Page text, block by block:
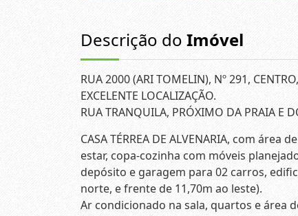
Descrição do Imóvel
RUA 2000 (ARI TOMELIN), Nº 291,
EXCELENTE LOCALIZAÇÃO.
RUA TRANQUILA, PRÓXIMO DA PRAIA E
CASA TÉRREA DE ALVENARIA, com
estar, copa-cozinha com móveis
depósito e garagem para 02 carros,
norte, e frente de 11,70m ao leste).
Ar condicionado na sala, quartos e área